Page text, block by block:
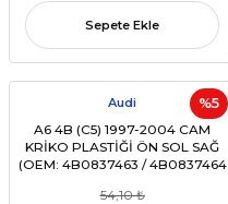
Sepete Ekle
%5
Audi
A6 4B (C5) 1997-2004 CAM
KRİKO PLASTİĞİ ÖN SOL SAĞ
(OEM: 4B0837463 / 4B0837464
54,10 ₺